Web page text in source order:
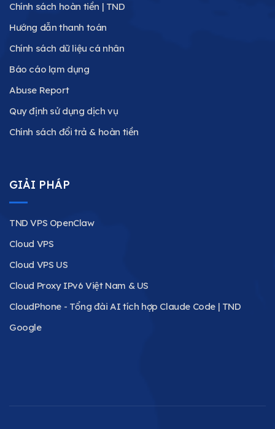
Chính sách hoàn tiền | TND
Hướng dẫn thanh toán
Chính sách dữ liệu cá nhân
Báo cáo lạm dụng
Abuse Report
Quy định sử dụng dịch vụ
Chính sách đổi trả & hoàn tiền
GIẢI PHÁP
TND VPS OpenClaw
Cloud VPS
Cloud VPS US
Cloud Proxy IPv6 Việt Nam & US
CloudPhone - Tổng đài AI tích hợp Claude Code | TND
Google